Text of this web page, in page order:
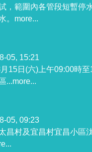
，範圍內各管段短暫停
。 more...
05, 15:21
15日(六)上午09:00時
...more...
05, 09:23
昌村及宜昌村宜昌小區